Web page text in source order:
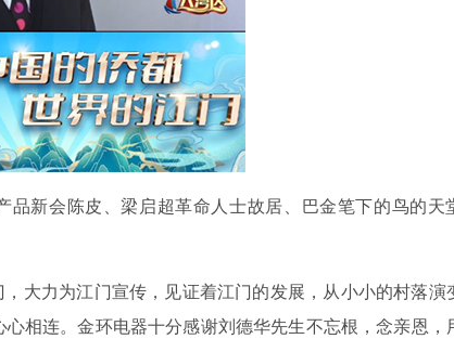
新会陈皮、梁启超革命人士故居、巴金笔下的鸟的天
大力为江门宣传，见证着江门的发展，从小小的村落演
相连。金环电器十分感谢刘德华先生不忘根，念亲恩，